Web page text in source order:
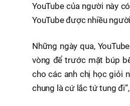
YouTube của người này
YouTube được nhiều
Những ngày qua,
vòng để trước mặt búp
cho các anh chị học giỏi
chung là cứ lắc tứ tung